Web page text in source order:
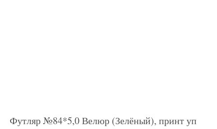
Футляр №84*5,0 Велюр (Зелёный), принт уп